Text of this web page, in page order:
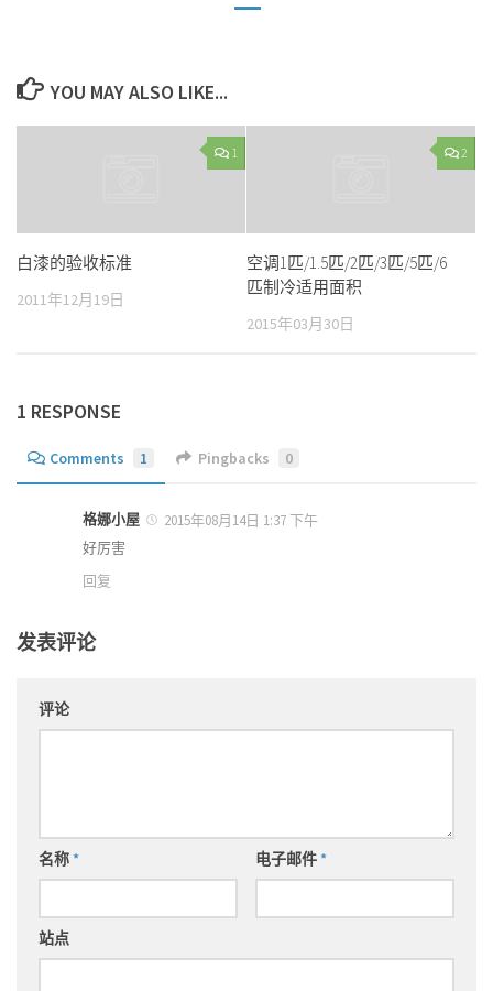
YOU MAY ALSO LIKE...
1
白漆的验收标准
2011年12月19日
2
空调1匹/1.5匹/2匹/3匹/5匹/6
匹制冷适用面积
2015年03月30日
1 RESPONSE
Comments 1 Pingbacks 0
格娜小屋
2015年08月14日 1:37 下午
好厉害
回复
发表评论
评论
名称* 电子邮件*
站点